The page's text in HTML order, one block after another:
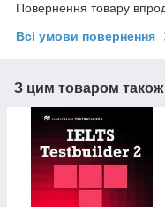
Повернення товару
Всі умови повернення
З цим товаром